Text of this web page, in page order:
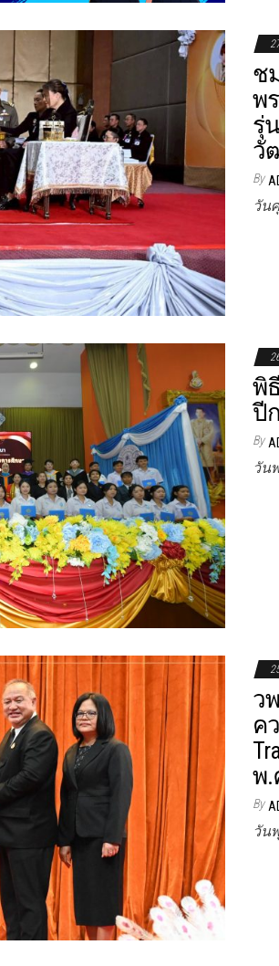
ช
พ
รุ่
วั
By
วัน
พิ
ปี
By
วัน
ว
ค
พ.
By
วัน